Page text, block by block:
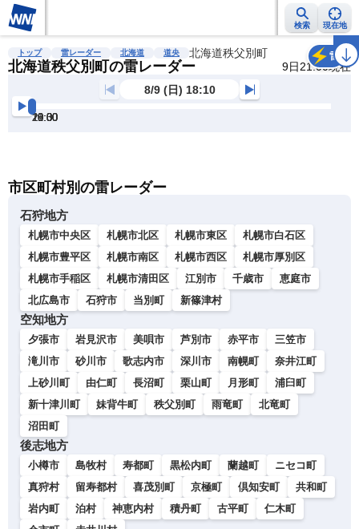
検索 現在地
雨雲レーダー 台風情報 地震情報 警報・注意報 2週間天気 ラ
トップ 雷レーダー 北海道 道央 北海道秩父別町
北海道秩父別町の雷レーダー 9日21:00現在
雷
8/9 (日) 18:10
18:30
19:00
19:30
20:00
20:30
21:00
市区町村別の雷レーダー
石狩地方
札幌市中央区 札幌市北区 札幌市東区
札幌市白石区
札幌市豊平区
札幌市南区 札幌市西区
札幌市厚別区
札幌市手稲区
札幌市清田区 江別市 千歳市
恵庭市
北広島市
石狩市 当別町 新篠津村
空知地方
夕張市 岩見沢市 美唄市 芦別市 赤平市
三笠市
滝川市
砂川市 歌志内市 深川市 南幌町
奈井江町
上砂川町
由仁町 長沼町 栗山町 月形町
浦臼町
新十津川町
妹背牛町 秩父別町 雨竜町
北竜町
沼田町
後志地方
小樽市 島牧村 寿都町 黒松内町 蘭越町
ニセコ町
真狩村
留寿都村 喜茂別町 京極町 倶知安町
共和町
岩内町
泊村 神恵内村 積丹町 古平町
仁木町